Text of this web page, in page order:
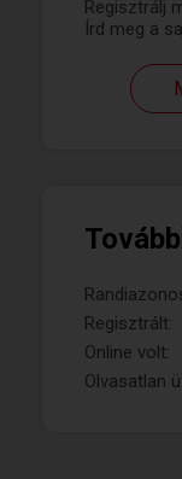
Regisztrálj
Írd meg a
Regisztrált:
Online volt:
Olvasatlan